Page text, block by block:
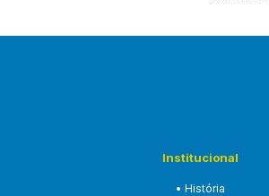
Institucional
• História